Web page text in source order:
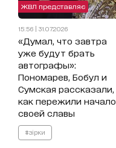
ЖВЛ представляє
15:56 | 31.07.2026
«Думал, что завтра
уже будут брать
автографы»:
Пономарев, Бобул и
Сумская рассказали,
как пережили начало
своей славы
#зірки